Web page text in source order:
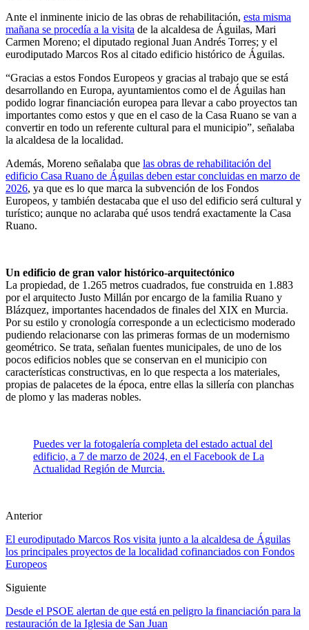
Ante el inminente inicio de las obras de rehabilitación, esta misma
mañana se procedía a la visita de la alcaldesa de Águilas, Mari
Carmen Moreno; el diputado regional Juan Andrés Torres; y el
eurodiputado Marcos Ros al citado edificio histórico de Águilas.
“Gracias a estos Fondos Europeos y gracias al trabajo que se está
desarrollando en Europa, ayuntamientos como el de Águilas han
podido lograr financiación europea para llevar a cabo proyectos tan
importantes como estos y que en el caso de la Casa Ruano se van a
convertir en todo un referente cultural para el municipio”, señalaba
la alcaldesa de la localidad.
Además, Moreno señalaba que las obras de rehabilitación del
edificio Casa Ruano de Águilas deben estar concluidas en marzo de
2026, ya que es lo que marca la subvención de los Fondos
Europeos, y también destacaba que el uso del edificio será cultural y
turístico; aunque no aclaraba qué usos tendrá exactamente la Casa
Ruano.
Un edificio de gran valor histórico-arquitectónico
La propiedad, de 1.265 metros cuadrados, fue construida en 1.883
por el arquitecto Justo Millán por encargo de la familia Ruano y
Blázquez, importantes hacendados de finales del XIX en Murcia.
Por su estilo y cronología corresponde a un eclecticismo moderado
pudiendo relacionarse con las primeras formas de un modernismo
geométrico. Se trata, señalan fuentes municipales, de uno de los
pocos edificios nobles que se conservan en el municipio con
características constructivas, en lo que respecta a los materiales,
propias de palacetes de la época, entre ellas la sillería con planchas
de plomo y las maderas nobles.
Puedes ver la fotogalería completa del estado actual del
edificio, a 7 de marzo de 2024, en el Facebook de La
Actualidad Región de Murcia.
Anterior
El eurodiputado Marcos Ros visita junto a la alcaldesa de Águilas
los principales proyectos de la localidad cofinanciados con Fondos
Europeos
Siguiente
Desde el PSOE alertan de que está en peligro la financiación para la
restauración de la Iglesia de San Juan